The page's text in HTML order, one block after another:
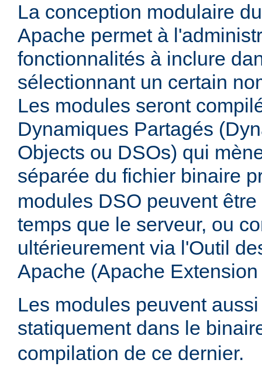
La conception modulaire
Apache permet à
fonctionnalités à inclure
sélectionnant un certain
Les modules seront
Dynamiques Partagés
Objects ou DSOs) qui
séparée du fichier binaire
modules DSO peuvent
temps que le serveur, ou
ultérieurement via l'Outil
Apache (Apache
Les modules peuvent
statiquement dans le
compilation de ce dernier.